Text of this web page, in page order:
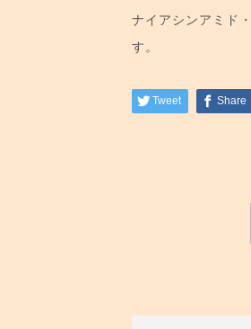
ナイアシンアミド
す。
Tweet Share